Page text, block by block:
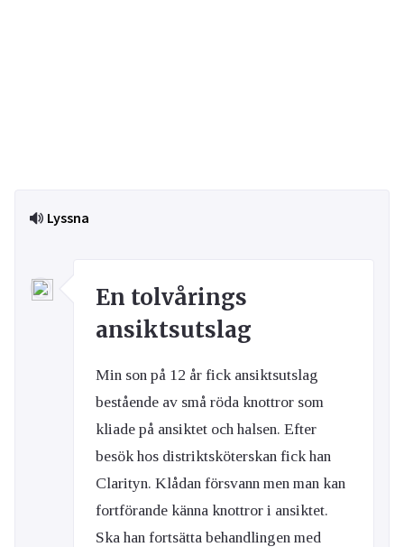
Lyssna
En tolvårings
ansiktsutslag
Min son på 12 år fick ansiktsutslag
bestående av små röda knottror som
kliade på ansiktet och halsen. Efter
besök hos distriktsköterskan fick han
Clarityn. Klådan försvann men man kan
fortförande känna knottror i ansiktet.
Ska han fortsätta behandlingen med